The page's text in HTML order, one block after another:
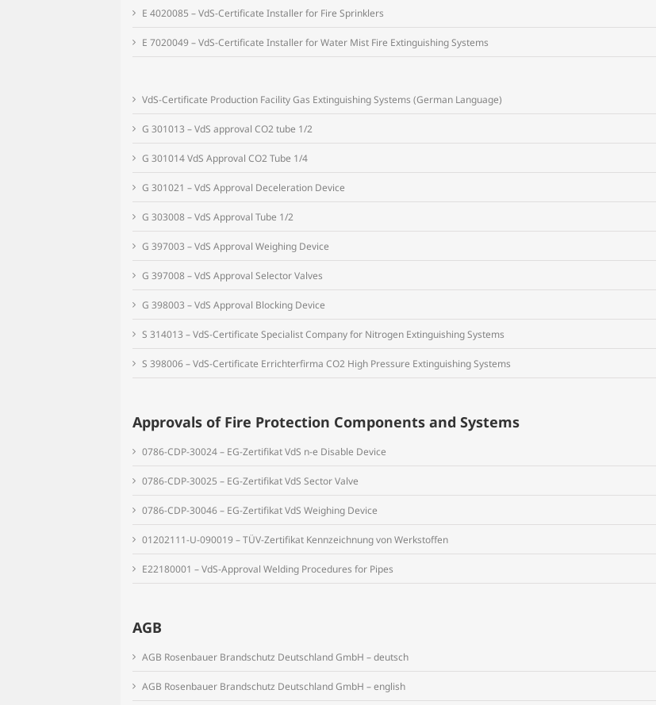
E 4020085 – VdS-Certificate Installer for Fire Sprinklers
E 7020049 – VdS-Certificate Installer for Water Mist Fire Extinguishing Systems
VdS-Certificate Production Facility Gas Extinguishing Systems (German Language)
G 301013 – VdS approval CO2 tube 1/2
G 301014 VdS Approval CO2 Tube 1/4
G 301021 – VdS Approval Deceleration Device
G 303008 – VdS Approval Tube 1/2
G 397003 – VdS Approval Weighing Device
G 397008 – VdS Approval Selector Valves
G 398003 – VdS Approval Blocking Device
S 314013 – VdS-Certificate Specialist Company for Nitrogen Extinguishing Systems
S 398006 – VdS-Certificate Errichterfirma CO2 High Pressure Extinguishing Systems
Approvals of Fire Protection Components and Systems
0786-CDP-30024 – EG-Zertifikat VdS n-e Disable Device
0786-CDP-30025 – EG-Zertifikat VdS Sector Valve
0786-CDP-30046 – EG-Zertifikat VdS Weighing Device
01202111-U-090019 – TÜV-Zertifikat Kennzeichnung von Werkstoffen
E22180001 – VdS-Approval Welding Procedures for Pipes
AGB
AGB Rosenbauer Brandschutz Deutschland GmbH – deutsch
AGB Rosenbauer Brandschutz Deutschland GmbH – english